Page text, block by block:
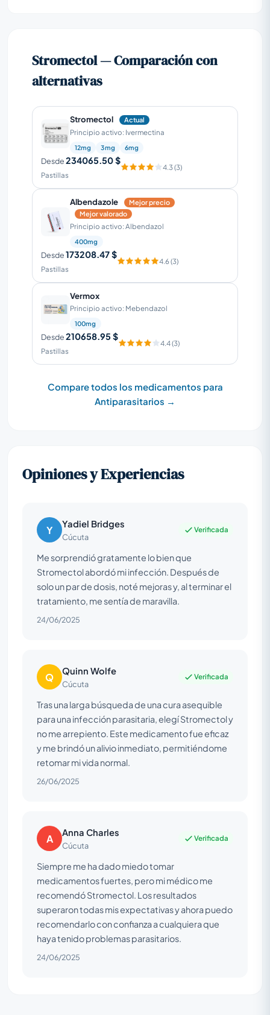
Stromectol — Comparación con
alternativas
Stromectol Actual
Principio activo: Ivermectina
12mg 3mg 6mg
Desde234065.50 $
Pastillas
4.3 (3)
Albendazole
Mejor precio
Mejor valorado
Principio activo: Albendazol
400mg
Desde173208.47 $
Pastillas
4.6 (3)
Vermox
Principio activo: Mebendazol
100mg
Desde210658.95 $
Pastillas
4.4 (3)
Compare todos los medicamentos para
Antiparasitarios →
Opiniones y Experiencias
Y Yadiel Bridges
Cúcuta
Verificada
Me sorprendió gratamente lo bien que
Stromectol abordó mi infección. Después de
solo un par de dosis, noté mejoras y, al terminar el
tratamiento, me sentía de maravilla.
24/06/2025
Q Quinn Wolfe
Cúcuta
Verificada
Tras una larga búsqueda de una cura asequible
para una infección parasitaria, elegí Stromectol y
no me arrepiento. Este medicamento fue eficaz
y me brindó un alivio inmediato, permitiéndome
retomar mi vida normal.
26/06/2025
A Anna Charles
Cúcuta
Verificada
Siempre me ha dado miedo tomar
medicamentos fuertes, pero mi médico me
recomendó Stromectol. Los resultados
superaron todas mis expectativas y ahora puedo
recomendarlo con confianza a cualquiera que
haya tenido problemas parasitarios.
24/06/2025